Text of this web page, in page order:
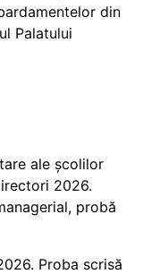
din
Palatului
ale școlilor
2026.
probă
Proba scrisă